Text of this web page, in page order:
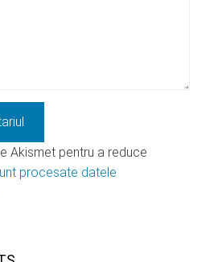
Akismet pentru a reduce
procesate datele